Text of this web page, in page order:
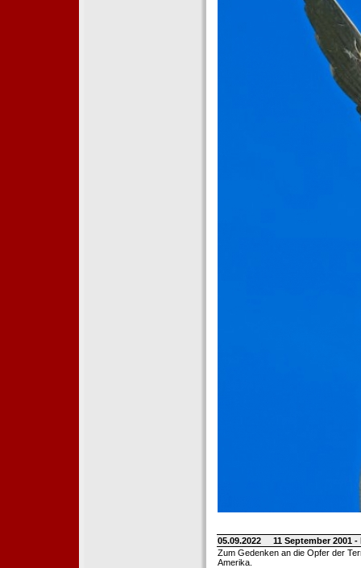
05.09.2022
11 September 2001
Zum Gedenken an die Opfer der
Amerika.